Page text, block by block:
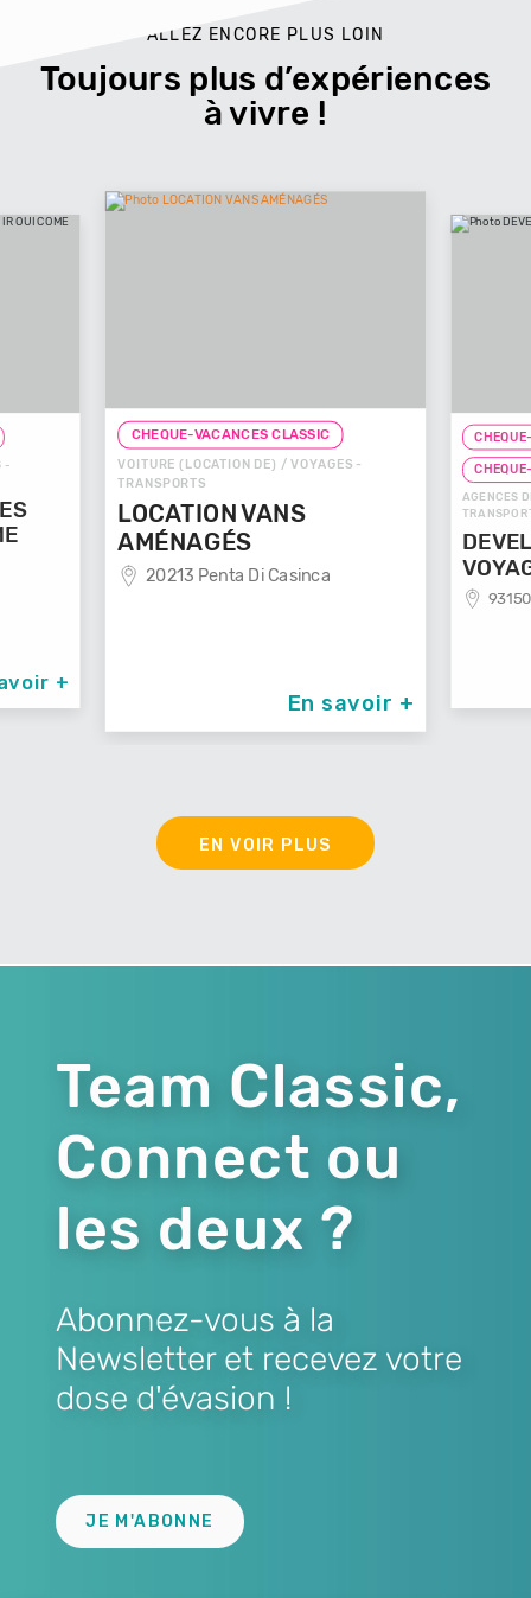
ALLEZ ENCORE PLUS LOIN
Toujours plus d’expériences
à vivre !
/ VOYAGES -
En savoir +
CHEQUE-VACANCES CLASSIC
CHEQUE-VACANCES CONNECT
TRANSPORTS
DEVELOP'MENT'
VOYAGES
En savoir +
EN VOIR PLUS
Team Classic,
Connect ou
les deux ?
Abonnez-vous à la
Newsletter et recevez votre
dose d'évasion !
JE M'ABONNE